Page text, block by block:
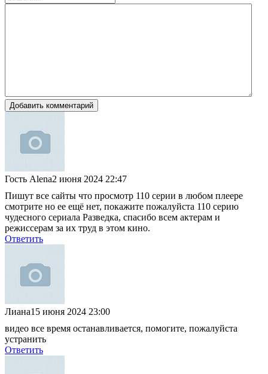
Добавить комментарий
Гость Alena2 июня 2024 22:47
Пишут все сайты что просмотр 110 серии в любом плеере
смотрите но ее ещё нет, покажите пожалуйста 110 серию
чудесного сериала Разведка, спасибо всем актерам и
режиссерам за их труд в этом кино.
Ответить
Лиана15 июня 2024 23:00
видео все время останавливается, помогите, пожалуйста
устранить
Ответить